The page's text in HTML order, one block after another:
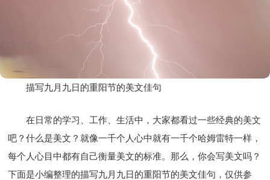
描写九月九日的重阳节的美文佳句
在日常的学习、工作、生活中，大家都看过一些经典的美文
吧？什么是美文？就像一千个人心中就有一千个哈姆雷特一样，
每个人心目中都有自己衡量美文的标准。那么，你会写美文吗？
下面是小编整理的描写九月九日的重阳节的美文佳句，仅供参